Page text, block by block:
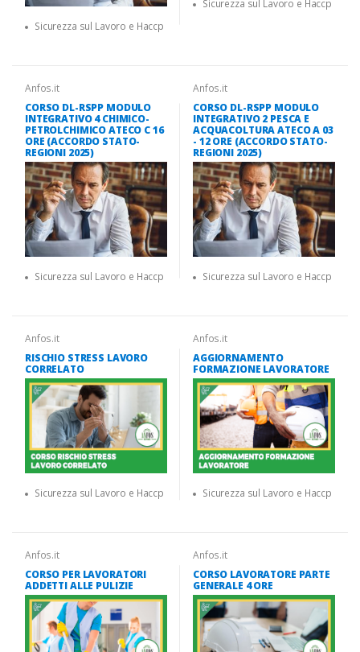
Sicurezza sul Lavoro e Haccp
Sicurezza sul Lavoro e Haccp
Anfos.it
CORSO DL-RSPP MODULO
INTEGRATIVO 4 CHIMICO-
PETROLCHIMICO ATECO C 16
ORE (ACCORDO STATO-
REGIONI 2025)
Sicurezza sul Lavoro e Haccp
Anfos.it
CORSO DL-RSPP MODULO
INTEGRATIVO 2 PESCA E
ACQUACOLTURA ATECO A 03
- 12 ORE (ACCORDO STATO-
REGIONI 2025)
Sicurezza sul Lavoro e Haccp
Anfos.it
RISCHIO STRESS LAVORO
CORRELATO
Sicurezza sul Lavoro e Haccp
Anfos.it
AGGIORNAMENTO
FORMAZIONE LAVORATORE
Sicurezza sul Lavoro e Haccp
Anfos.it
CORSO PER LAVORATORI
ADDETTI ALLE PULIZIE
Anfos.it
CORSO LAVORATORE PARTE
GENERALE 4 ORE